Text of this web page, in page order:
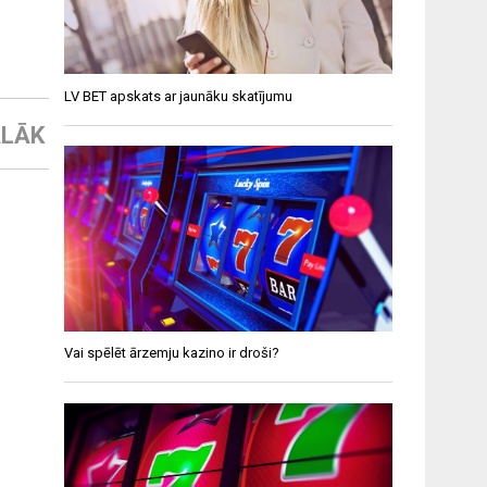
LV BET apskats ar jaunāku skatījumu
Vai spēlēt ārzemju kazino ir droši?